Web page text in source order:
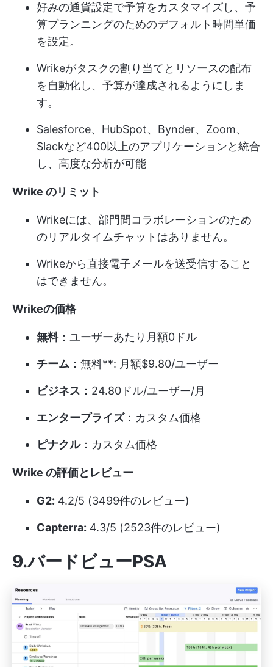
好みの通貨設定で予算をカスタマイズし、予
算プランニングのためのデフォルト時間単価
を設定。
Wrikeがタスクの割り当てとリソースの配布
を自動化し、予算が達成されるようにしま
す。
Salesforce、HubSpot、Bynder、Zoom、
Slackなど400以上のアプリケーションと統合
し、高度な分析が可能
Wrike のリミット
Wrikeには、部門間コラボレーションのため
のリアルタイムチャットはありません。
Wrikeから直接電子メールを送受信すること
はできません。
Wrikeの価格
無料：ユーザーあたり月額0ドル
チーム ：無料**: 月額$9.80/ユーザー
ビジネス ：24.80ドル/ユーザー/月
エンタープライズ：カスタム価格
ピナクル：カスタム価格
Wrike の評価とレビュー
G2: 4.2/5 (3499件のレビュー)
Capterra: 4.3/5 (2523件のレビュー)
9.バードビューPSA